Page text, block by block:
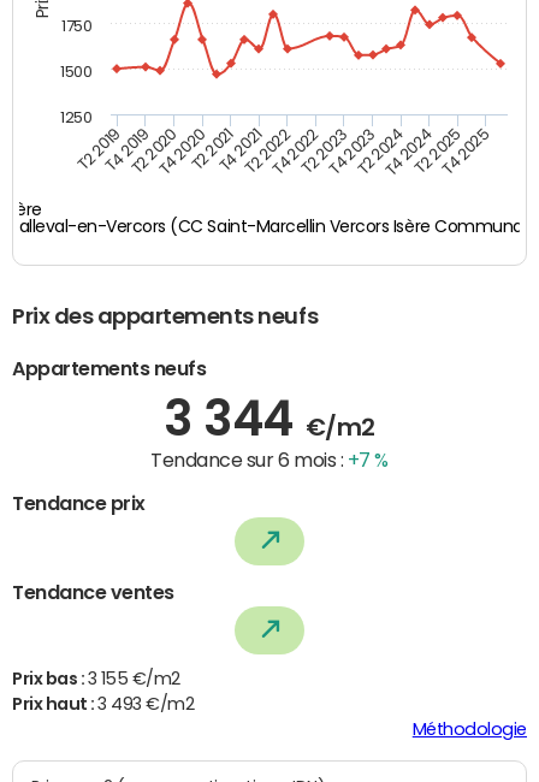
Isère
Malleval-en-Vercors (CC Saint-Marcellin Vercors Isère
T2 2019T4 2019T2 2020T4 2020T2 2021T4 2021T2 2022T4 2022T2 2023T4 2023T2 2024T4 2024T2 2025T4 2025
1250
1500
1750
Prix des appartements neufs
Appartements neufs
3 344 €/m2
Tendance sur 6 mois : +7 %
Tendance prix
Tendance ventes
Prix bas : 3 155 €/m2
Prix haut :3 493 €/m2
Méthodologie